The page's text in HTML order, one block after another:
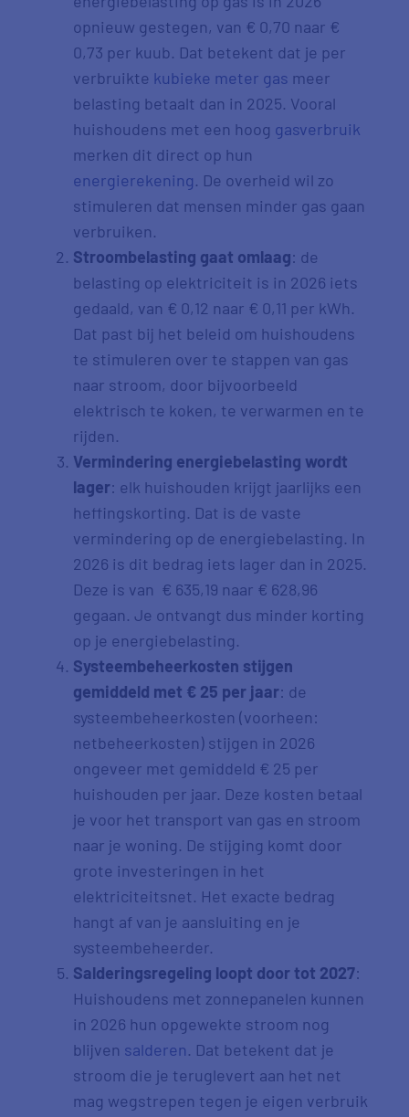
opnieuw gestegen, van € 0,70 naar €
0,73 per kuub. Dat betekent dat je per
verbruikte kubieke meter gas meer
belasting betaalt dan in 2025. Vooral
huishoudens met een hoog gasverbruik
merken dit direct op hun
energierekening. De overheid wil zo
stimuleren dat mensen minder gas gaan
verbruiken.
Stroombelasting gaat omlaag: de
belasting op elektriciteit is in 2026 iets
gedaald, van € 0,12 naar € 0,11 per kWh.
Dat past bij het beleid om huishoudens
te stimuleren over te stappen van gas
naar stroom, door bijvoorbeeld
elektrisch te koken, te verwarmen en te
rijden.
Vermindering energiebelasting wordt
lager: elk huishouden krijgt jaarlijks een
heffingskorting. Dat is de vaste
vermindering op de energiebelasting. In
2026 is dit bedrag iets lager dan in 2025.
Deze is van € 635,19 naar € 628,96
gegaan. Je ontvangt dus minder korting
op je energiebelasting.
Systeembeheerkosten stijgen
gemiddeld met € 25 per jaar: de
systeembeheerkosten (voorheen:
netbeheerkosten) stijgen in 2026
ongeveer met gemiddeld € 25 per
huishouden per jaar. Deze kosten betaal
je voor het transport van gas en stroom
naar je woning. De stijging komt door
grote investeringen in het
elektriciteitsnet. Het exacte bedrag
hangt af van je aansluiting en je
systeembeheerder.
Salderingsregeling loopt door tot 2027:
Huishoudens met zonnepanelen kunnen
in 2026 hun opgewekte stroom nog
blijven salderen. Dat betekent dat je
stroom die je teruglevert aan het net
mag wegstrepen tegen je eigen verbruik